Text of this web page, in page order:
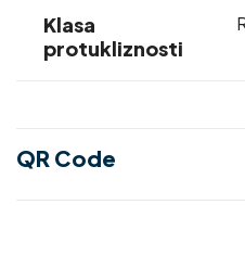
Klasa
protukliznosti
QR Code